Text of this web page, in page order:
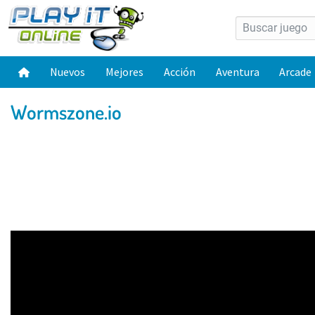
Nuevos Mejores Acción Aventura Arcade
Wormszone.io